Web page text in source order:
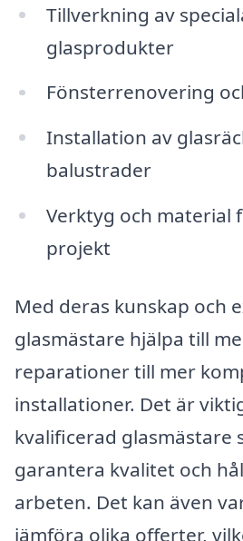
Tillverkning av
glasprodukter
Fönsterrenovering
Installation av
balustrader
Verktyg och material
projekt
Med deras kunskap och
glasmästare hjälpa till
reparationer till mer
installationer. Det är
kvalificerad glasmästare
garantera kvalitet och
arbeten. Det kan även
jämföra olika offerter,